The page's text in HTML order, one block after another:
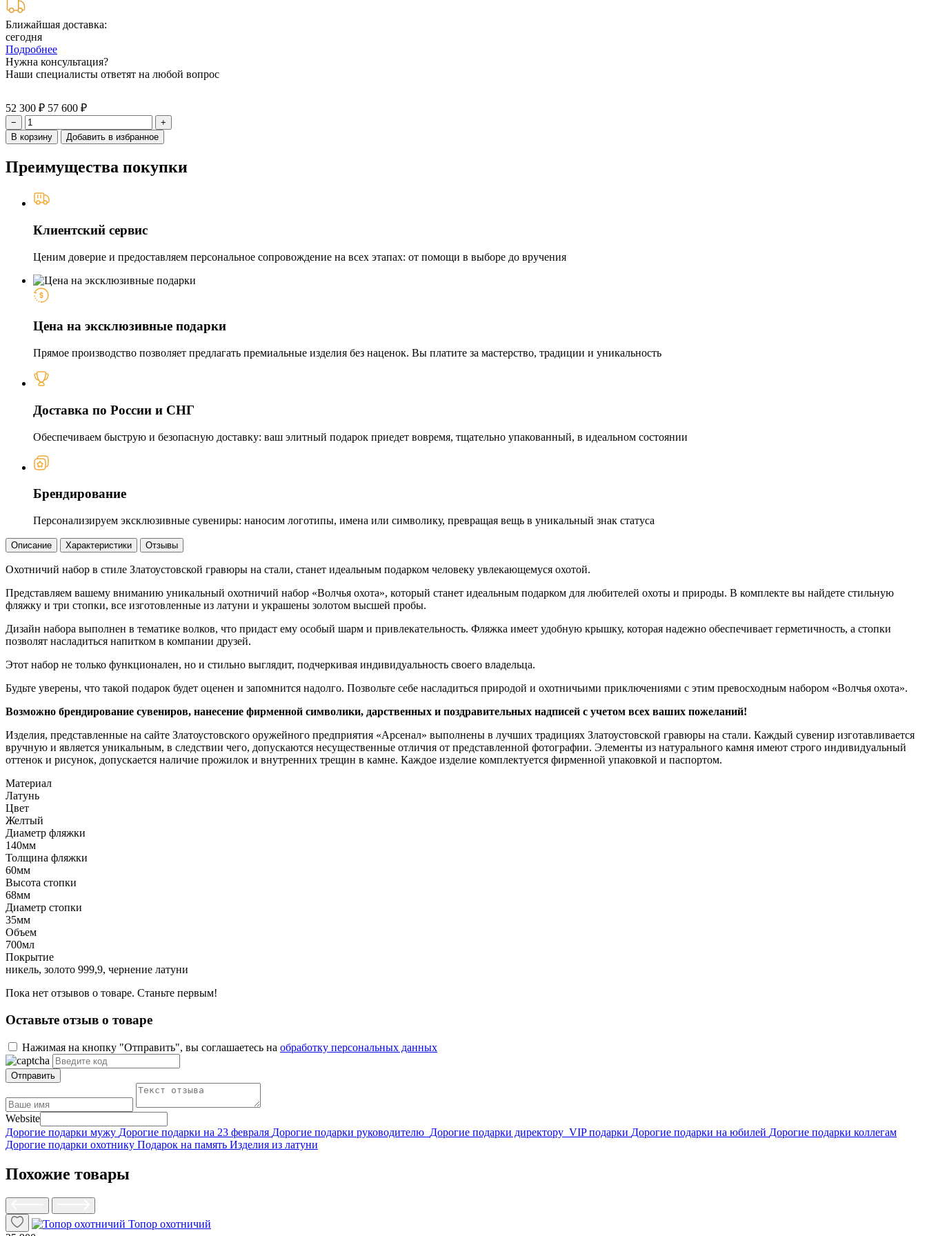
Ближайшая доставка:
сегодня
Подробнее
Нужна консультация?
Наши специалисты ответят на любой вопрос
52 300 ₽ 57 600 ₽
−
+
В корзину
Добавить в избранное
Преимущества покупки
Клиентский сервис
Ценим доверие и предоставляем персональное сопровождение на всех этапах: от помощи в выборе до вручения
Цена на эксклюзивные подарки
Прямое производство позволяет предлагать премиальные изделия без наценок. Вы платите за мастерство, традиции и уникальность
Доставка по России и СНГ
Обеспечиваем быструю и безопасную доставку: ваш элитный подарок приедет вовремя, тщательно упакованный, в идеальном состоянии
Брендирование
Персонализируем эксклюзивные сувениры: наносим логотипы, имена или символику, превращая вещь в уникальный знак статуса
Описание Характеристики Отзывы
Охотничий набор в стиле Златоустовской гравюры на стали, станет идеальным подарком человеку увлекающемуся охотой.
Представляем вашему вниманию уникальный охотничий набор «Волчья охота», который станет идеальным подарком для любителей охоты и природы. В комплекте вы найдете стильную
фляжку и три стопки, все изготовленные из латуни и украшены золотом высшей пробы.
Дизайн набора выполнен в тематике волков, что придаст ему особый шарм и привлекательность. Фляжка имеет удобную крышку, которая надежно обеспечивает герметичность, а стопки
позволят насладиться напитком в компании друзей.
Этот набор не только функционален, но и стильно выглядит, подчеркивая индивидуальность своего владельца.
Будьте уверены, что такой подарок будет оценен и запомнится надолго. Позвольте себе насладиться природой и охотничьими приключениями с этим превосходным набором «Волчья охота».
Возможно брендирование сувениров, нанесение фирменной символики, дарственных и поздравительных надписей с учетом всех ваших пожеланий!
Изделия, представленные на сайте Златоустовского оружейного предприятия «Арсенал» выполнены в лучших традициях Златоустовской гравюры на стали. Каждый сувенир изготавливается
вручную и является уникальным, в следствии чего, допускаются несущественные отличия от представленной фотографии. Элементы из натурального камня имеют строго индивидуальный
оттенок и рисунок, допускается наличие прожилок и внутренних трещин в камне. Каждое изделие комплектуется фирменной упаковкой и паспортом.
Материал
Латунь
Цвет
Желтый
Диаметр фляжки
140мм
Толщина фляжки
60мм
Высота стопки
68мм
Диаметр стопки
35мм
Объем
700мл
Покрытие
никель, золото 999,9, чернение латуни
Пока нет отзывов о товаре. Станьте первым!
Оставьте отзыв о товаре
Нажимая на кнопку "Отправить", вы соглашаетесь на обработку персональных данных
Отправить
Website
Дорогие подарки мужу Дорогие подарки на 23 февраля Дорогие подарки руководителю Дорогие подарки директору VIP подарки Дорогие подарки на юбилей Дорогие подарки коллегам
Дорогие подарки охотнику Подарок на память Изделия из латуни
Похожие товары
Топор охотничий